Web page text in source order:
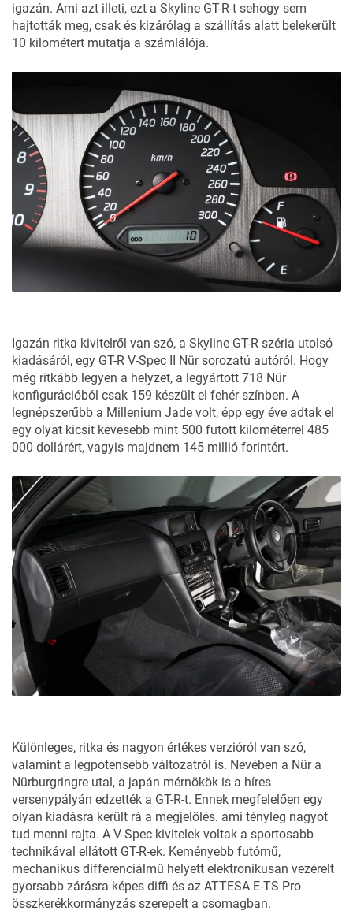
igazán. Ami azt illeti, ezt a Skyline GT-R-t sehogy sem
hajtották meg, csak és kizárólag a szállítás alatt belekerült
10 kilométert mutatja a számlálója.
Igazán ritka kivitelről van szó, a Skyline GT-R széria utolsó
kiadásáról, egy GT-R V-Spec II Nür sorozatú autóról. Hogy
még ritkább legyen a helyzet, a legyártott 718 Nür
konfigurációból csak 159 készült el fehér színben. A
legnépszerűbb a Millenium Jade volt, épp egy éve adtak el
egy olyat kicsit kevesebb mint 500 futott kilométerrel 485
000 dollárért, vagyis majdnem 145 millió forintért.
Különleges, ritka és nagyon értékes verzióról van szó,
valamint a legpotensebb változatról is. Nevében a Nür a
Nürburgringre utal, a japán mérnökök is a híres
versenypályán edzették a GT-R-t. Ennek megfelelően egy
olyan kiadásra került rá a megjelölés. ami tényleg nagyot
tud menni rajta. A V-Spec kivitelek voltak a sportosabb
technikával ellátott GT-R-ek. Keményebb futómű,
mechanikus differenciálmű helyett elektronikusan vezérelt
gyorsabb zárásra képes diffi és az ATTESA E-TS Pro
összkerékkormányzás szerepelt a csomagban.